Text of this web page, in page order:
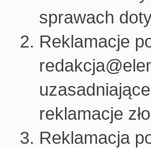
sprawach
Reklamacje
reklamacje
Reklamacja